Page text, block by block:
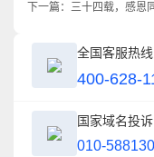
下一篇： 三十四载，感恩
全国客服热线
400-628-
国家域名投诉
010-